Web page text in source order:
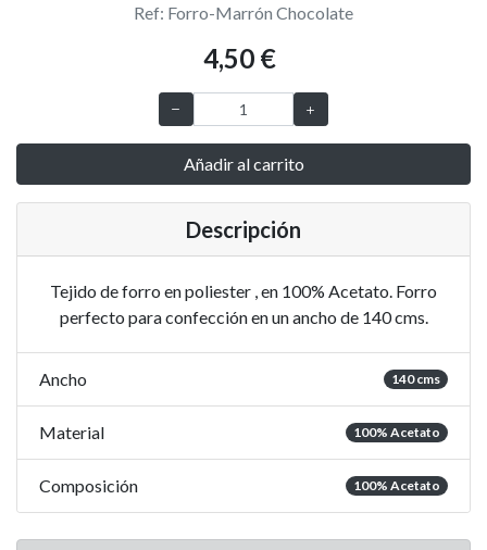
Ref: Forro-Marrón Chocolate
4,50 €
Añadir al carrito
Descripción
Tejido de forro en poliester , en 100% Acetato. Forro
perfecto para confección en un ancho de 140 cms.
Ancho 140 cms
Material 100% Acetato
Composición 100% Acetato